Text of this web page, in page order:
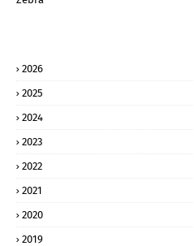
2026
2025
2024
2023
2022
2021
2020
2019